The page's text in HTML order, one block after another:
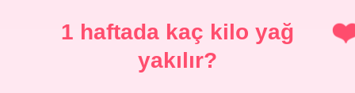
1 haftada kaç kilo yağ
yakılır?